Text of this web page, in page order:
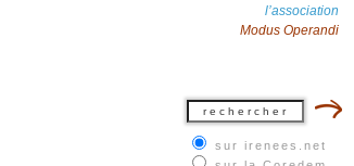
l’association
Modus Operandi
sur irenees.net